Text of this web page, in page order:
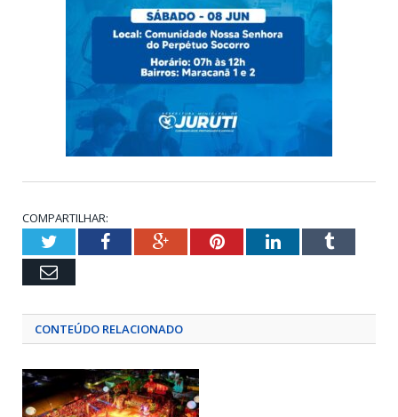
COMPARTILHAR:
TwitterFacebookGoogle+PinterestLinkedInTumblr
Email
CONTEÚDO RELACIONADO